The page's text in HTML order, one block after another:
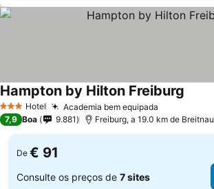
3 EstrelasHotel Academia bem equipada
Hampton by Hilton Freiburg
7,9 Boa 9.881 Freiburg, a 19.0 km de Breitnau
De € 91
Consulte os preços de 7 sites